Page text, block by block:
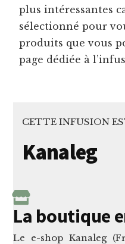
plus intéressantes
sélectionné pour
produits que vous
page dédiée à
CETTE INFUSION
Kanaleg
La boutique
Le e-shop Kanaleg